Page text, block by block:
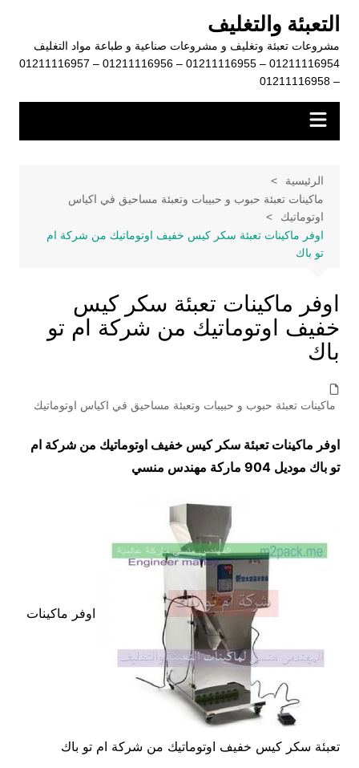
المحتوى
التعبئة والتغليف
مشروعات تعبئة وتغليف و مشروعات صناعية و طباعة مواد التغليف
01211116954 – 01211116955 – 01211116956 – 01211116957
– 01211116958
الرئيسية
ماكينات تعبئة حبوب و حبيبات وتعبئة مساحيق في اكياس
اوتوماتيك
اوفر ماكينات تعبئة سكر كيس خفيف اوتوماتيك من شركة ام
تو باك
اوفر ماكينات تعبئة سكر كيس
خفيف اوتوماتيك من شركة ام تو
باك
ماكينات تعبئة حبوب و حبيبات وتعبئة مساحيق في اكياس اوتوماتيك
اوفر ماكينات تعبئة سكر كيس خفيف اوتوماتيك من شركة ام
تو باك موديل 904 ماركة مهندس منسي
اوفر ماكينات
تعبئة سكر كيس خفيف اوتوماتيك من شركة ام تو باك